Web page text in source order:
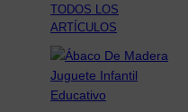
TODOS LOS
ARTÍCULOS